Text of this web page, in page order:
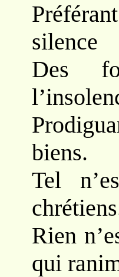
silence
Des
biens.
Tel
Rien
qui